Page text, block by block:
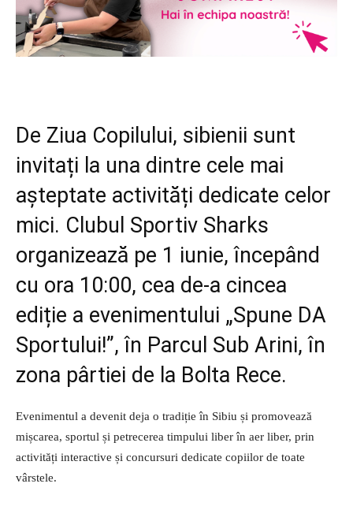
De Ziua Copilului, sibienii sunt
invitați la una dintre cele mai
așteptate activități dedicate celor
mici. Clubul Sportiv Sharks
organizează pe 1 iunie, începând
cu ora 10:00, cea de-a cincea
ediție a evenimentului „Spune DA
Sportului!”, în Parcul Sub Arini, în
zona pârtiei de la Bolta Rece.
Evenimentul a devenit deja o tradiție în Sibiu și promovează
mișcarea, sportul și petrecerea timpului liber în aer liber, prin
activități interactive și concursuri dedicate copiilor de toate
vârstele.